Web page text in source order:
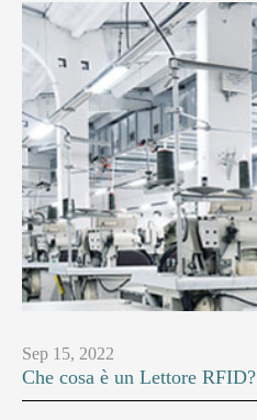
Sep 15, 2022
Che cosa è un Lettore RFID?